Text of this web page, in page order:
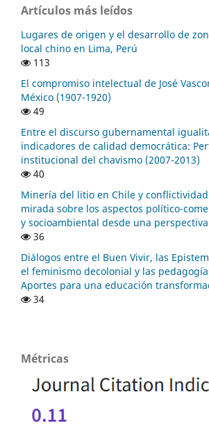
Artículos más leídos
Lugares de origen y el desarrollo de
local chino en Lima, Perú
113
El compromiso intelectual de José
México (1907-1920)
49
Entre el discurso gubernamental
indicadores de calidad democrática:
institucional del chavismo (2007-2013)
40
Minería del litio en Chile y
mirada sobre los aspectos político-
y socioambiental desde una
36
Diálogos entre el Buen Vivir, las
el feminismo decolonial y las
Aportes para una educación
34
Métricas